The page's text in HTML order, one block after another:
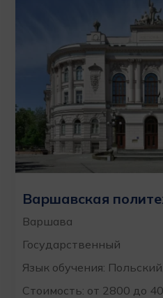
Варшавская
Варшава
Государственный
Язык обучения:
Стоимость: от 2800 до